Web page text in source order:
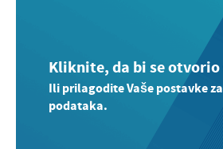
Kliknite, da bi se
Ili prilagodite Vaše postavke
podataka.